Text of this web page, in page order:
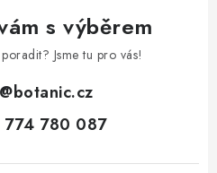
s výběrem
Jsme tu pro vás!
@botanic.cz
780 087